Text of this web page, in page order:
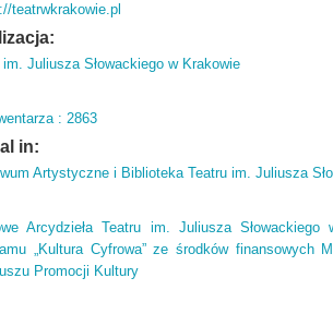
teatrwkrakowie.pl
im. Juliusza Słowackiego w Krakowie
: 2863
in:
Artystyczne i Biblioteka Teatru im. Juliusza
Arcydzieła Teatru im. Juliusza
„Kultura Cyfrowa” ze środków finansowych
Promocji Kultury